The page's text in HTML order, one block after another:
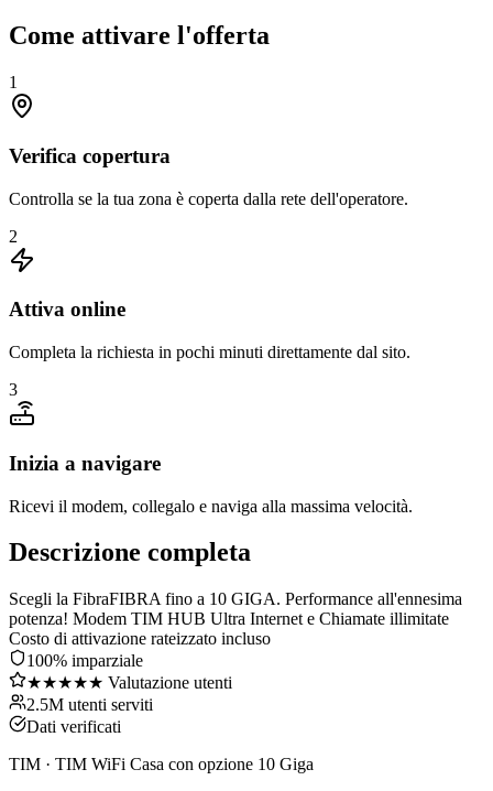
Come attivare l'offerta
1
Verifica copertura
Controlla se la tua zona è coperta dalla rete dell'operatore.
2
Attiva online
Completa la richiesta in pochi minuti direttamente dal sito.
3
Inizia a navigare
Ricevi il modem, collegalo e naviga alla massima velocità.
Descrizione completa
Scegli la FibraFIBRA fino a 10 GIGA. Performance all'ennesima
potenza! Modem TIM HUB Ultra Internet e Chiamate illimitate
Costo di attivazione rateizzato incluso
100% imparziale
★★★★★ Valutazione utenti
2.5M utenti serviti
Dati verificati
TIM · TIM WiFi Casa con opzione 10 Giga